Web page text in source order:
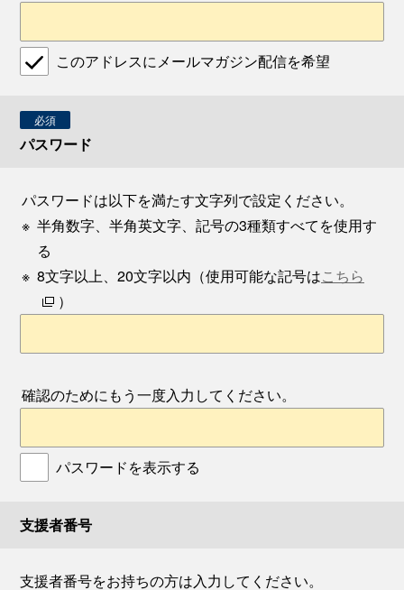
このアドレスにメールマガジン配信を希望
必須
パスワード
パスワードは以下を満たす文字列で設定ください。
※ 半角数字、半角英文字、記号の3種類すべてを使用す
る
※ 8文字以上、20文字以内（使用可能な記号はこちら
）
確認のためにもう一度入力してください。
パスワードを表示する
支援者番号
支援者番号をお持ちの方は入力してください。